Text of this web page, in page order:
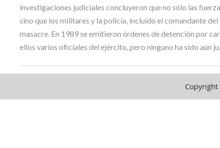
investigaciones judiciales concluyeron que no sólo las
sino que los militares y la policía, incluido el comandante
masacre. En 1989 se emitieron órdenes de detención por
ellos varios oficiales del ejército, pero ninguno ha sido aún
Copyright